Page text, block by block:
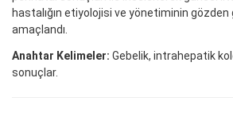
hastalığın etiyolojisi ve yönetiminin
amaçlandı.
Anahtar Kelimeler: Gebelik, intrahepatik
sonuçlar.